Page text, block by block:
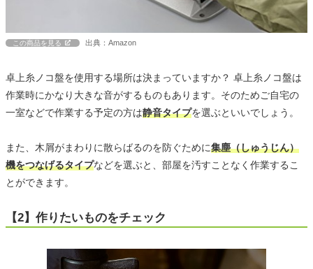
この商品を見る 出典：Amazon
卓上糸ノコ盤を使用する場所は決まっていますか？ 卓上糸ノコ盤は
作業時にかなり大きな音がするものもあります。そのためご自宅の
一室などで作業する予定の方は静音タイプを選ぶといいでしょう。
また、木屑がまわりに散らばるのを防ぐために集塵（しゅうじん）
機をつなげるタイプなどを選ぶと、部屋を汚すことなく作業するこ
とができます。
【2】作りたいものをチェック